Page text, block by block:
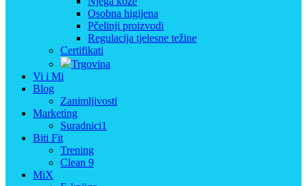
Osobna higijena
Pčelinji proizvodi
Regulacija tjelesne težine
Certifikati
Trgovina
Vi i Mi
Blog
Zanimljivosti
Marketing
Suradnici1
Biti Fit
Trening
Clean 9
MiX